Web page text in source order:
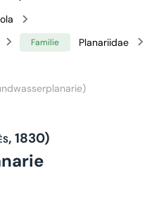
Familie Planariidae
1830)